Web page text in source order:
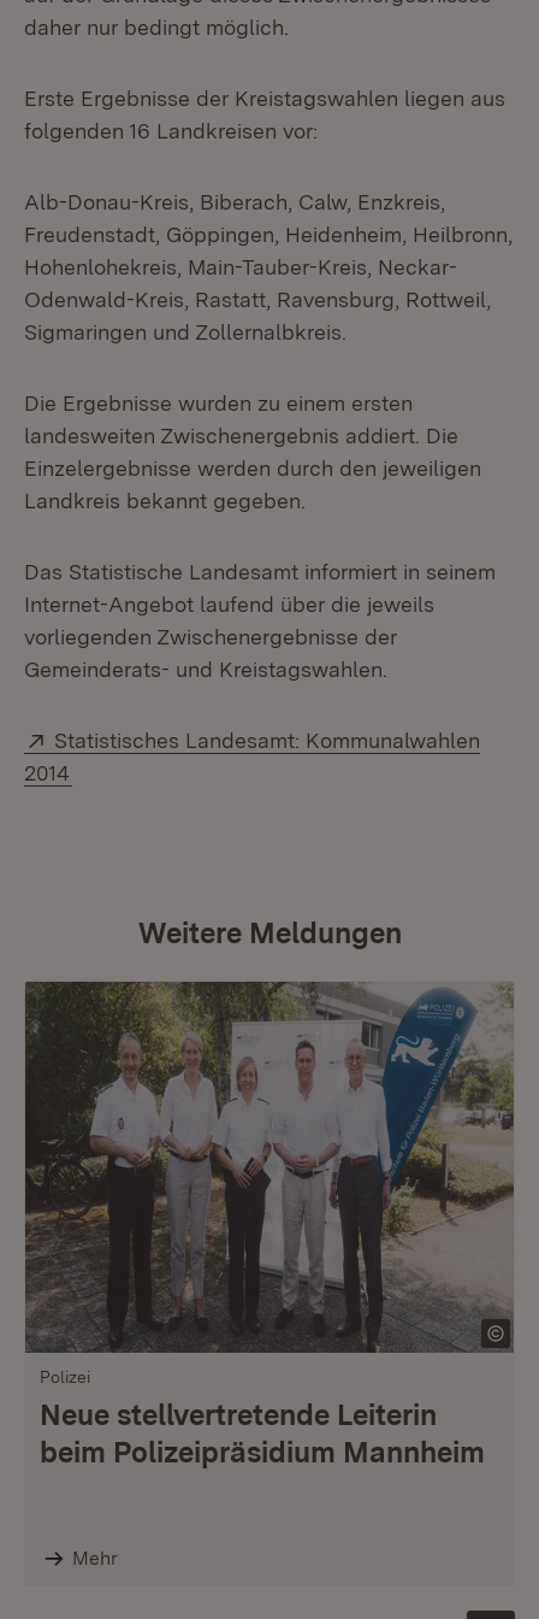
daher nur bedingt möglich.
Erste Ergebnisse der Kreistagswahlen liegen aus
folgenden 16 Landkreisen vor:
Alb-Donau-Kreis, Biberach, Calw, Enzkreis,
Freudenstadt, Göppingen, Heidenheim, Heilbronn,
Hohenlohekreis, Main-Tauber-Kreis, Neckar-
Odenwald-Kreis, Rastatt, Ravensburg, Rottweil,
Sigmaringen und Zollernalbkreis.
Die Ergebnisse wurden zu einem ersten
landesweiten Zwischenergebnis addiert. Die
Einzelergebnisse werden durch den jeweiligen
Landkreis bekannt gegeben.
Das Statistische Landesamt informiert in seinem
Internet-Angebot laufend über die jeweils
vorliegenden Zwischenergebnisse der
Gemeinderats- und Kreistagswahlen.
Extern:
Statistisches Landesamt: Kommunalwahlen
2014
Weitere Meldungen
Polizei
Neue stellvertretende Leiterin
beim Polizeipräsidium Mannheim
Mehr